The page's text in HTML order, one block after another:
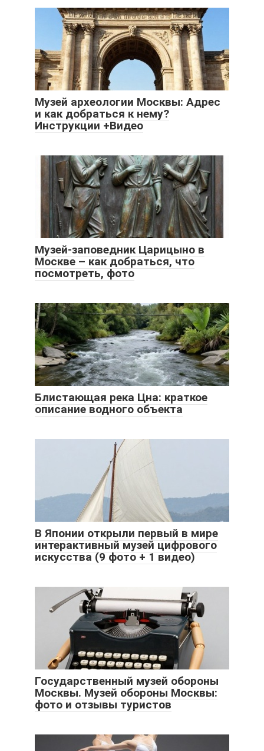
Музей археологии Москвы: Адрес
и как добраться к нему?
Инструкции +Видео
Музей-заповедник Царицыно в
Москве – как добраться, что
посмотреть, фото
Блистающая река Цна: краткое
описание водного объекта
В Японии открыли первый в мире
интерактивный музей цифрового
искусства (9 фото + 1 видео)
Государственный музей обороны
Москвы. Музей обороны Москвы:
фото и отзывы туристов